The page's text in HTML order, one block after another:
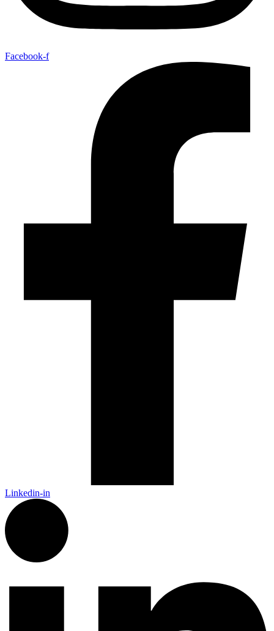
Facebook-f
Linkedin-in